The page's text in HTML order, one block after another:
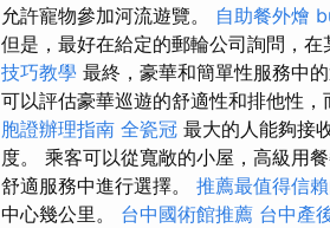
允許寵物參加河流遊覽。 自助餐外燴
但是，最好在給定的郵輪公司詢問，
技巧教學 最終，豪華和簡單性服務中
可以評估豪華巡遊的舒適性和排他性
胞證辦理指南 全瓷冠 最大的人能夠接
度。 乘客可以從寬敞的小屋，高級用
舒適服務中進行選擇。 推薦最值得信
中心幾公里。 台中國術館推薦 台中產